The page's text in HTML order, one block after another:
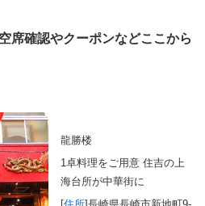
席確認やクーポンなどここから
龍勝楼
1卓料理をご用意 住吉の上
海台所が中華街に